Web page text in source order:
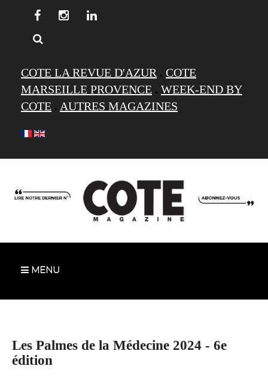
COTE LA REVUE D'AZUR . COTE
MARSEILLE PROVENCE . WEEK-END BY
COTE . AUTRES MAGAZINES
MENU
Les Palmes de la Médecine 2024 - 6e
édition